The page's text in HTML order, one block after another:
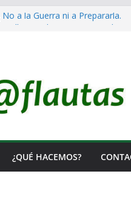
No a la Guerra ni a Prepararla.
¿QUÉ HACEMOS?